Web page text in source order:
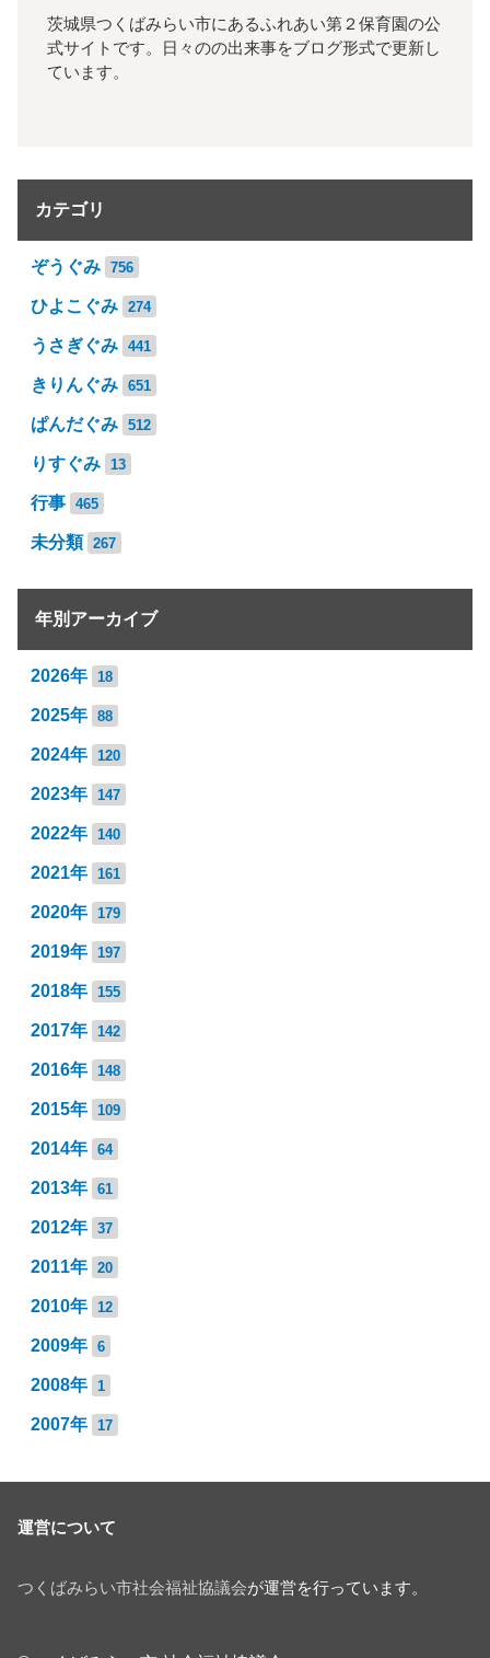
茨城県つくばみらい市にあるふれあい第２保育園の公
式サイトです。日々のの出来事をブログ形式で更新し
ています。
カテゴリ
ぞうぐみ 756
ひよこぐみ 274
うさぎぐみ 441
きりんぐみ 651
ぱんだぐみ 512
りすぐみ 13
行事 465
未分類 267
年別アーカイブ
2026年 18
2025年 88
2024年 120
2023年 147
2022年 140
2021年 161
2020年 179
2019年 197
2018年 155
2017年 142
2016年 148
2015年 109
2014年 64
2013年 61
2012年 37
2011年 20
2010年 12
2009年 6
2008年 1
2007年 17
運営について
つくばみらい市社会福祉協議会が運営を行っています。